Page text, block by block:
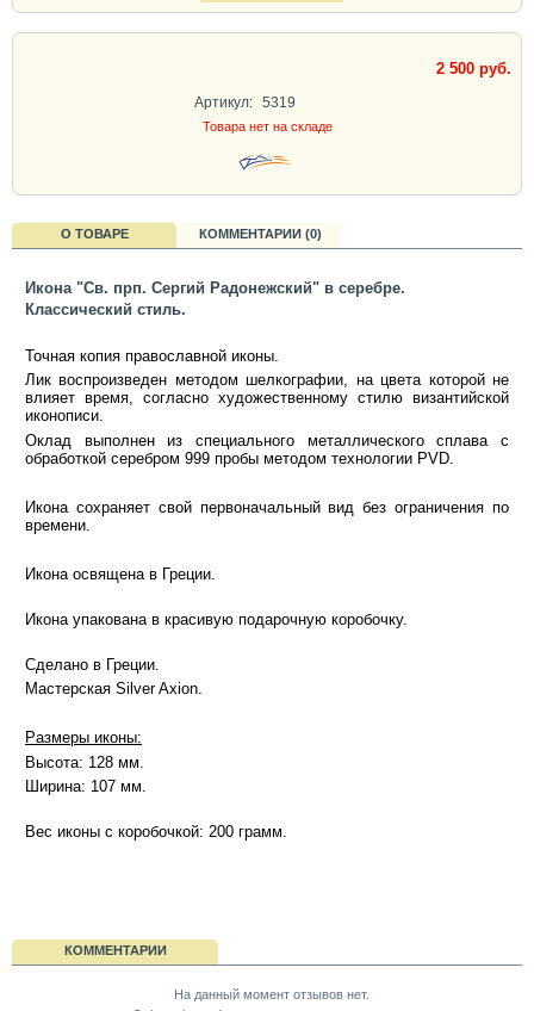
2 500 руб.
Артикул: 5319
Товара нет на складе
О ТОВАРЕ КОММЕНТАРИИ (0)
Икона "Св. прп. Сергий Радонежский" в серебре.
Классический стиль.
Точная копия православной иконы.
Лик воспроизведен методом шелкографии, на цвета которой не
влияет время, согласно художественному стилю византийской
иконописи.
Оклад выполнен из специального металлического сплава с
обработкой серебром 999 пробы методом технологии PVD.
Икона сохраняет свой первоначальный вид без ограничения по
времени.
Икона освящена в Греции.
Икона упакована в красивую подарочную коробочку.
Сделано в Греции.
Мастерская Silver Axion.
Размеры иконы:
Высота: 128 мм.
Ширина: 107 мм.
Вес иконы с коробочкой: 200 грамм.
КОММЕНТАРИИ
На данный момент отзывов нет.